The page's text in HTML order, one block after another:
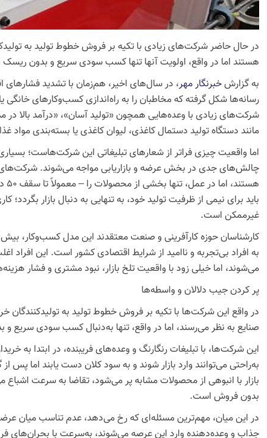
در حال حاضر شرکت‌های زیادی با تکیه بر فروش خطوط تولید به
هستند اما در واقع، اولویت آنها تنها کسب سودی سریع و بدون
به گزارشخبرنگار مهر، در سال‌های اخیر، هم‌زمان با تشدید
رسانه‌ها شکل گرفته که مخاطبان را به راه‌اندازی کسب‌وکارهای
شرکت‌های زیادی با وعده‌هایی همچون «تولید آسان»، «درآمد بالا
مانند دستگاه تولید دستمال کاغذی، لیوان کاغذی یا بسته‌بندی مواد
‏اما واقعیت چیزی فراتر از شعارهای تبلیغاتی این شرکت‌هاست؛
چالش‌های جدی در بخش عرضه و بازاریابی مواجه می‌شوند.
باید برای نیمی از ظرفیت تولید خود، به تنهایی به دنبال بازار
غیرممکن است.
کارشناسان حوزه کارآفرینی و صنعت معتقدند این مدل کسب‌وکار،
به افراد بی‌تجربه و ناامید از شرایط اقتصادی کشور است. این افراد
می‌شوند، اما خیلی زود با واقعیت تلخ بازار، نبود مشتری و فشار
پر کردن جیب دلالان و واسطه‌ها
در واقع این شرکت‌ها با تکیه بر فروش خطوط تولید به
صنایع به نظر می‌رسند، اما در واقع، تنها به‌دنبال کسب سودی سریع
این شرکت‌ها، با تبلیغات رنگارنگ و وعده‌های فریبنده، در ابتدا به
به‌راحتی می‌توانند وارد بازار شوند و به سود کلان دست یابند اما
بازار با انبوهی از محصولات مشابه پر می‌شود، تقاضا به سرعت اشباع
بدون فروش است.
در این میان، مهم‌ترین مسئله‌ای که رخ می‌دهد، عدم تناسب میان
جذاب و وعده‌دهنده وارد این عرصه می‌شوند، به‌سرعت با بحران‌های